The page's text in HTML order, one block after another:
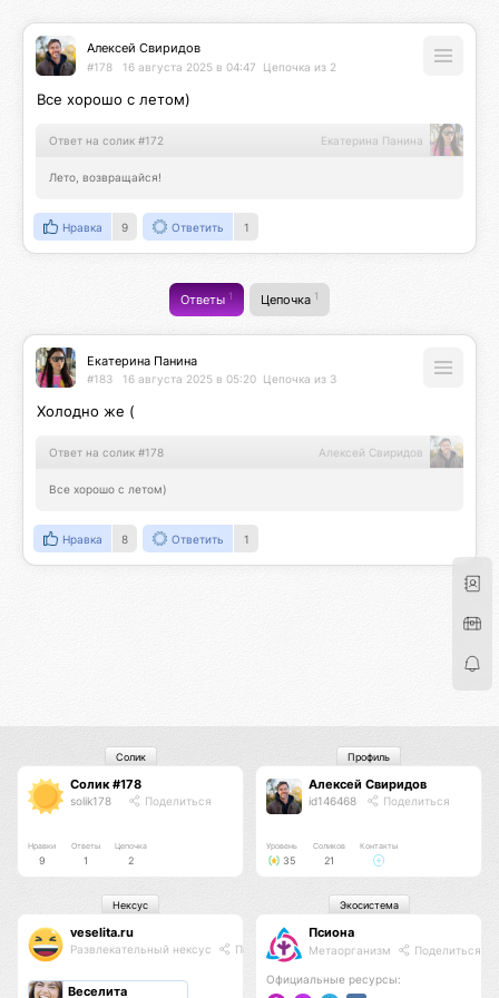
Алексей Свиридов
#178 16 августа 2025 в 04:47 Цепочка из 2
Все хорошо с летом)
Ответ на солик #172 Екатерина Панина
Лето, возвращайся!
Нравка 9 Ответить 1
Ответы1 Цепочка 1
Екатерина Панина
#183 16 августа 2025 в 05:20 Цепочка из 3
Холодно же (
Ответ на солик #178 Алексей Свиридов
Все хорошо с летом)
Нравка 8 Ответить 1
Солик #178
solik178 Поделиться
Нравки
9
Ответы
1
Цепочка
2
Солик
Алексей Свиридов
id146468 Поделиться
Уровень
35
Соликов
21
Контакты
Профиль
veselita.ru
Развлекательный нексус Поделиться
Веселита
Нексус
Псиона
Метаорганизм Поделиться
Официальные ресурсы:
Экосистема